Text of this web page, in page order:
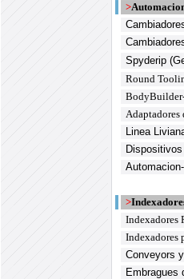
>
Spyderip
Round
Linea
>
Indexadores
Indexadores
Conveyors
Embragues